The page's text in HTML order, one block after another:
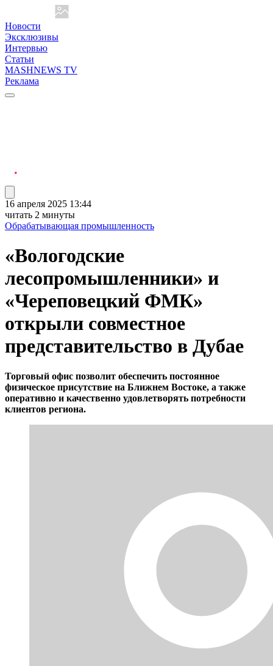
Новости
Эксклюзивы
Интервью
Статьи
MASHNEWS TV
Реклама
16 апреля 2025 13:44
читать 2 минуты
Обрабатывающая промышленность
«Вологодские
лесопромышленники» и
«Череповецкий ФМК»
открыли совместное
представительство в Дубае
Торговый офис позволит обеспечить постоянное
физическое присутствие на Ближнем Востоке, а также
оперативно и качественно удовлетворять потребности
клиентов региона.